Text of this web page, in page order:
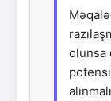
olunsa